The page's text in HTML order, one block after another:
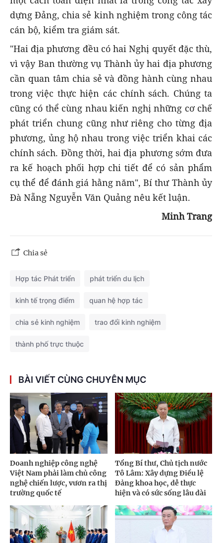
dựng Đảng, chia sẻ kinh nghiệm trong công tác
cán bộ, kiểm tra giám sát.
"Hai địa phương đều có hai Nghị quyết đặc thù,
vì vậy Ban thường vụ Thành ủy hai địa phương
cần quan tâm chia sẻ và đồng hành cùng nhau
trong việc thực hiện các chính sách. Chúng ta
cũng có thể cùng nhau kiến nghị những cơ chế
phát triển chung cũng như riêng cho từng địa
phương, ủng hộ nhau trong việc triển khai các
chính sách. Đồng thời, hai địa phương sớm đưa
ra kế hoạch phối hợp chi tiết để có sản phẩm
cụ thể để đánh giá hằng năm", Bí thư Thành ủy
Đà Nẵng Nguyễn Văn Quảng nêu kết luận.
Minh Trang
Chia sẻ
Hợp tác Phát triển phát triển du lịch
kinh tế trọng điểm quan hệ hợp tác
chia sẻ kinh nghiệm trao đổi kinh nghiệm
thành phố trực thuộc
BÀI VIẾT CÙNG CHUYÊN MỤC
Doanh nghiệp công nghệ
Việt Nam phải làm chủ công
nghệ chiến lược, vươn ra thị
trường quốc tế
Tổng Bí thư, Chủ tịch nước
Tô Lâm: Xây dựng Điều lệ
Đảng khoa học, dễ thực
hiện và có sức sống lâu dài